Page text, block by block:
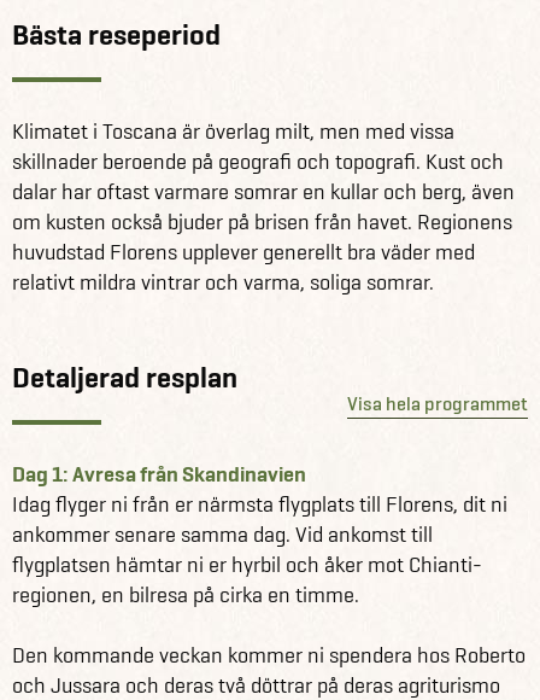
landskap mellan cypresser, vinodlingar och olivlundar.
Från ert rustike agriturismo finns det massor av
möjligheter för dagsutflykter eller bara avkoppling vid
Se alla våra andra fantastiska reseförslag till Italien här
Läs mer om Italien här
Bästa reseperiod
Klimatet i Toscana är överlag milt, men med vissa
skillnader beroende på geografi och topografi. Kust och
dalar har oftast varmare somrar en kullar och berg, även
om kusten också bjuder på brisen från havet. Regionens
huvudstad Florens upplever generellt bra väder med
relativt mildra vintrar och varma, soliga somrar.
Detaljerad resplan
Visa hela programmet
Dag 1: Avresa från Skandinavien
Idag flyger ni från er närmsta flygplats till Florens, dit ni
ankommer senare samma dag. Vid ankomst till
flygplatsen hämtar ni er hyrbil och åker mot Chianti-
regionen, en bilresa på cirka en timme.
Den kommande veckan kommer ni spendera hos Roberto
och Jussara och deras två döttrar på deras agriturismo